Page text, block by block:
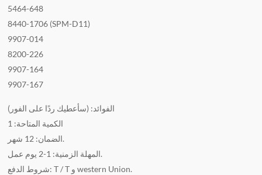
5464-648
8440-1706 (SPM-D11)
9907-014
8200-226
9907-164
9907-167
الفوائد: (سأعطيك ردًا على الفور)
الكمية المتاحة: 1
الضمان: 12 شهر.
المهلة الزمنية: 1-2 يوم عمل.
شروط الدفع: T / T و western Union.